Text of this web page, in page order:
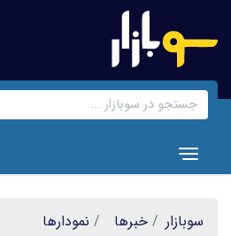
اصلی
Toggle navigation
سوبازار خبر‌ها
نمودارها